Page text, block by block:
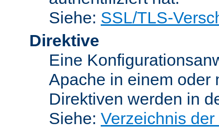
Siehe: SSL/TLS-
Direktive
Eine
Apache in einem oder
Direktiven werden in
Siehe: Verzeichnis